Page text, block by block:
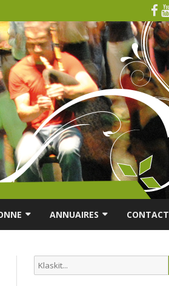
ANNUAIRES
ANNUAIRES DES MUSICIENS
CONTACT
Search
for: